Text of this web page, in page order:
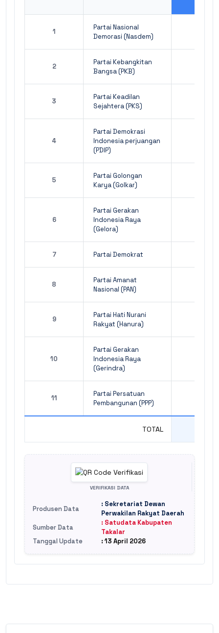
1
Partai Nasional
Demorasi (Nasdem)
2
Partai Kebangkitan
Bangsa (PKB)
3
Partai Keadilan
Sejahtera (PKS)
4
Partai Demokrasi
Indonesia perjuangan
(PDIP)
5
Partai Golongan
Karya (Golkar)
6
Partai Gerakan
Indonesia Raya
(Gelora)
7 Partai Demokrat
8
Partai Amanat
Nasional (PAN)
9
Partai Hati Nurani
Rakyat (Hanura)
10
Partai Gerakan
Indonesia Raya
(Gerindra)
11
Partai Persatuan
Pembangunan (PPP)
TOTAL
VERIFIKASI DATA
Produsen Data
: Sekretariat Dewan
Perwakilan Rakyat Daerah
Sumber Data
: Satudata Kabupaten
Takalar
Tanggal Update
: 13 April 2026